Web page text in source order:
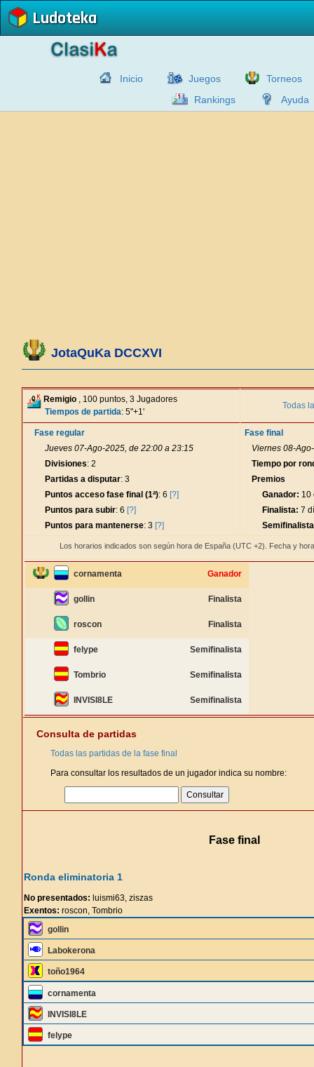
Ludoteka
Inicio Juegos
Torneos
Rankings
Ayuda
JotaQuKa DCCXVI
Remigio , 100 puntos, 3 Jugadores
Tiempos de partida: 5"+1'
Todas
Fase regular
Jueves 07-Ago-2025, de 22:00 a 23:15
Divisiones: 2
Partidas a disputar: 3
Puntos acceso fase final (1ª): 6 [?]
Puntos para subir: 6 [?]
Puntos para mantenerse: 3 [?]
Fase final
Viernes 08-
Tiempo por
Premios
Ganador: 10
Finalista: 7
Los horarios indicados son según hora de España (UTC +2). Fecha y
cornamenta Ganador
gollin Finalista
roscon Finalista
felype Semifinalista
Tombrio Semifinalista
INVISI8LE Semifinalista
Consulta de partidas
Todas las partidas de la fase final
Para consultar los resultados de un jugador indica su nombre:
Fase final
Ronda eliminatoria 1
No presentados: luismi63, ziszas
Exentos: roscon, Tombrio
gollin
Labokerona
toño1964
cornamenta
INVISI8LE
felype